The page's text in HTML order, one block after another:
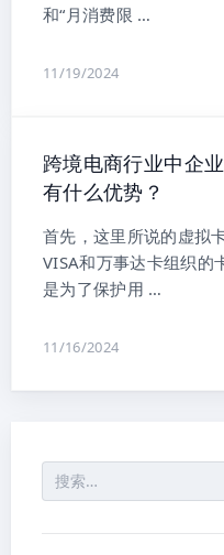
和“月消费限 …
11/19/2024
跨境电商行业中企
有什么优势？
首先，这里所说的虚拟
VISA和万事达卡组织的
是为了保护用 …
11/16/2024
索：